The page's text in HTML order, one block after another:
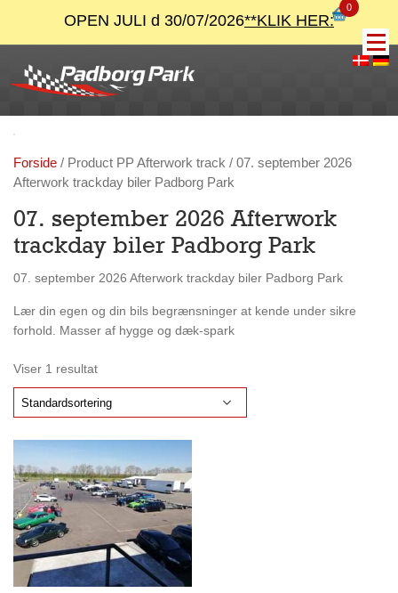
OPEN JULI d 30/07/2026**KLIK HER:
Forside / Product PP Afterwork track / 07. september 2026
Afterwork trackday biler Padborg Park
07. september 2026 Afterwork
trackday biler Padborg Park
07. september 2026 Afterwork trackday biler Padborg Park
Lær din egen og din bils begrænsninger at kende under sikre
forhold. Masser af hygge og dæk-spark
Viser 1 resultat
0